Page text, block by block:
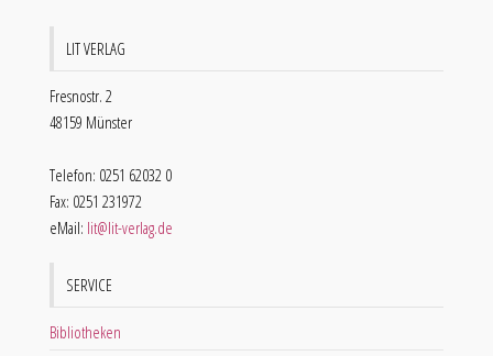
LIT VERLAG
Fresnostr. 2
48159 Münster
Telefon: 0251 62032 0
Fax: 0251 231972
eMail: lit@lit-verlag.de
SERVICE
Bibliotheken